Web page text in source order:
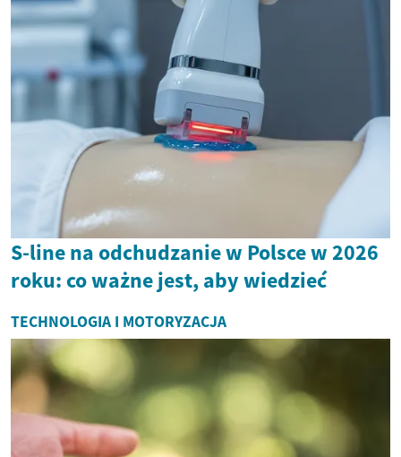
S-line na odchudzanie w Polsce w 2026
roku: co ważne jest, aby wiedzieć
TECHNOLOGIA I MOTORYZACJA